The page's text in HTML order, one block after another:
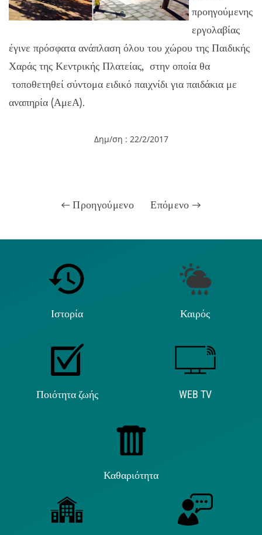
προηγούμενης
εργολαβίας
έγινε πρόσφατα ανάπλαση όλου του χώρου της Παιδικής
Χαράς της Κεντρικής Πλατείας, στην οποία θα
τοποθετηθεί σύντομα ειδικό παιχνίδι για παιδάκια με
αναπηρία (ΑμεΑ).
Δημ/ση : 22/2/2017
Προηγούμενο Επόμενο
Ιστορία Καιρός
Ποιότητα ζωής WEB TV
Καθαριότητα